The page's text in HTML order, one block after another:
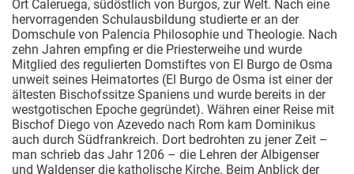
Ort Caleruega, südöstlich von Burgos, zur Welt. Nach eine
hervorragenden Schulausbildung studierte er an der
Domschule von Palencia Philosophie und Theologie. Nach
zehn Jahren empfing er die Priesterweihe und wurde
Mitglied des regulierten Domstiftes von El Burgo de Osma
unweit seines Heimatortes (El Burgo de Osma ist einer der
ältesten Bischofssitze Spaniens und wurde bereits in der
westgotischen Epoche gegründet). Währen einer Reise mit
Bischof Diego von Azevedo nach Rom kam Dominikus
auch durch Südfrankreich. Dort bedrohten zu jener Zeit –
man schrieb das Jahr 1206 – die Lehren der Albigenser
und Waldenser die katholische Kirche. Beim Anblick der